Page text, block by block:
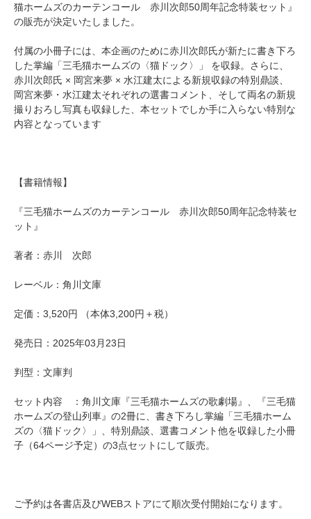
猫ホームズのカーテンコール 赤川次郎50周年記念特装セット』
の販売が決定いたしました。
付属の小冊子には、本企画のために赤川次郎氏が新たに書き下ろ
した掌編「三毛猫ホームズの〈猫ドック〉」 を収録。さらに、
赤川次郎氏 × 岡宮来夢 × 水江建太による新規収録の特別鼎談、
岡宮来夢・水江建太それぞれの選書コメント、そして両名の新規
撮りおろし写真も収録した、本セットでしか手に入らない特別な
内容となっています
【書籍情報】
『三毛猫ホームズのカーテンコール 赤川次郎50周年記念特装セ
ット』
著者：赤川 次郎
レーベル：角川文庫
定価：3,520円 （本体3,200円＋税）
発売日：2025年03月23日
判型：文庫判
セット内容 ：角川文庫『三毛猫ホームズの歌劇場』、『三毛猫
ホームズの登山列車』の2冊に、書き下ろし掌編「三毛猫ホーム
ズの〈猫ドック〉」、特別鼎談、選書コメント他を収録した小冊
子（64ページ予定）の3点セットにして販売。
ご予約は各書店及びWEBストアにて順次受付開始になります。